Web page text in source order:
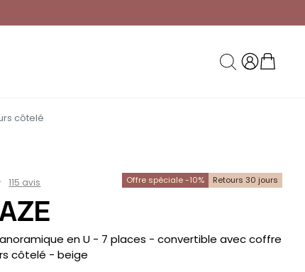
côtelé
115 avis Offre spéciale -10% Retours 30 jours
en U - 7 places - convertible avec coffre
côtelé - beige